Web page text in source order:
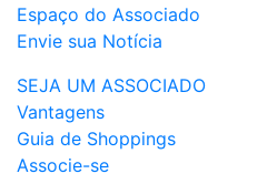
Espaço do Associado
Envie sua Notícia
SEJA UM ASSOCIADO
Vantagens
Guia de Shoppings
Associe-se